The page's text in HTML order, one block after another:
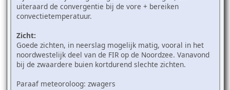
uiteraard de convergentie bij de vore + bereiken
convectietemperatuur.
Zicht:
Goede zichten, in neerslag mogelijk matig, vooral in het
noordwestelijk deel van de FIR op de Noordzee. Vanavond
bij de zwaardere buien kortdurend slechte zichten.
Paraaf meteoroloog: zwagers